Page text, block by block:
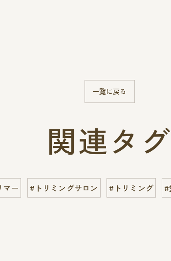
一覧に戻る
関連タグ
マー #トリミングサロン #トリミング #